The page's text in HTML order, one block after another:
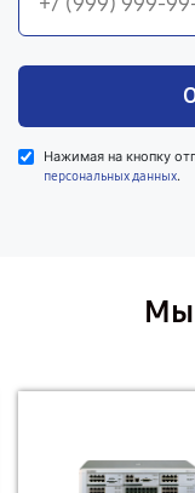
Нажимая на кнопку
персональных данных.
Мы